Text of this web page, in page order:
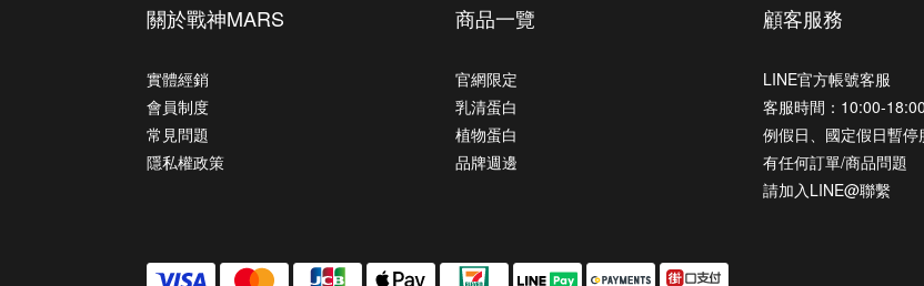
關於戰神MARS
實體經銷
會員制度
常見問題
隱私權政策
商品一覽
官網限定
乳清蛋白
植物蛋白
品牌週邊
顧客服務
LINE官方帳號客服
客服時間：10:00-18:00
例假日、國定假日暫停
有任何訂單/商品問題
請加入LINE@聯繫